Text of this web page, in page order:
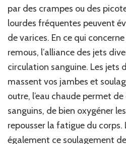
par des crampes ou des
lourdes fréquentes peuvent
de varices. En ce qui
remous, l’alliance des jets
circulation sanguine. Les jets
massent vos jambes et
outre, l’eau chaude permet
sanguins, de bien oxygéner
repousser la fatigue du corps.
également ce soulagement